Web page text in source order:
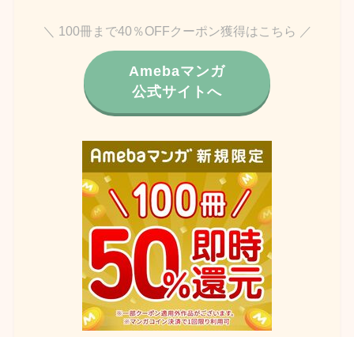
＼ 100冊まで40％OFFクーポン獲得はこちら ／
Amebaマンガ
公式サイトへ